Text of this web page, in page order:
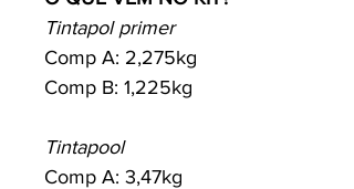
Tintapol primer
Comp A: 2,275kg
Comp B: 1,225kg
Tintapool
Comp A: 3,47kg